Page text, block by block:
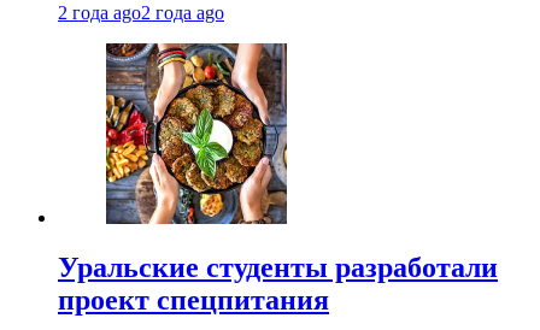
2 года ago2 года ago
Уральские студенты разработали
проект спецпитания